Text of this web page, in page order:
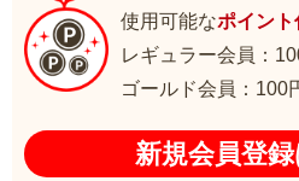
使用可能なポイント
レギュラー会員：
ゴールド会員：100
新規会員登